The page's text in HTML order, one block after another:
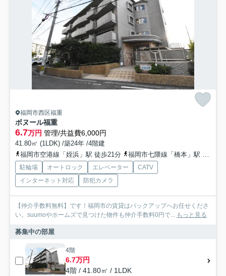
福岡市西区福重
ボヌール福重
6.7万円 管理/共益費6,000円
41.80㎡ (1LDK) /築24年 /4階建
福岡市空港線「姪浜」駅 徒歩21分
福岡市七隈線「橋本」駅 徒歩25分
駐輪場 オートロック エレベーター
CATV
インターネット対応
防犯カメラ
【仲介手数料無料】です！福岡市の賃貸はバックアップへお任せくださ
い。suumoやホームズで見つけた物件も仲介手数料0円で... もっと見る
募集中の部屋
4階
6.7万円
4階 / 41.80㎡ / 1LDK